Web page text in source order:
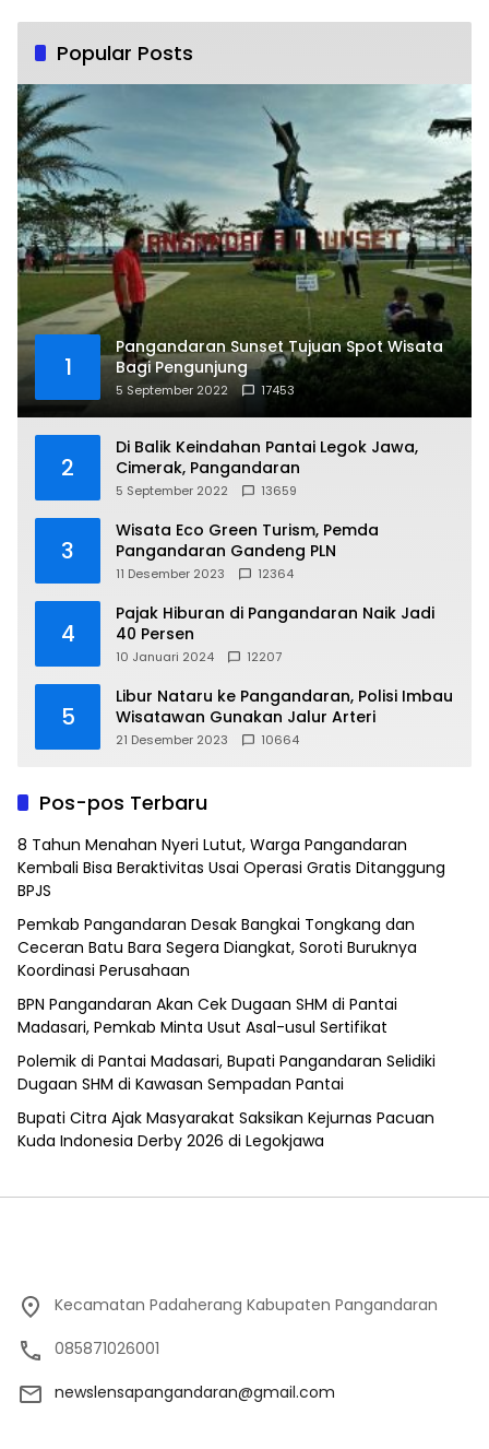
Popular Posts
1
Pangandaran Sunset Tujuan Spot Wisata
Bagi Pengunjung
5 September 2022 17453
2
Di Balik Keindahan Pantai Legok Jawa,
Cimerak, Pangandaran
5 September 2022 13659
3
Wisata Eco Green Turism, Pemda
Pangandaran Gandeng PLN
11 Desember 2023 12364
4
Pajak Hiburan di Pangandaran Naik Jadi
40 Persen
10 Januari 2024 12207
5
Libur Nataru ke Pangandaran, Polisi Imbau
Wisatawan Gunakan Jalur Arteri
21 Desember 2023 10664
Pos-pos Terbaru
8 Tahun Menahan Nyeri Lutut, Warga Pangandaran
Kembali Bisa Beraktivitas Usai Operasi Gratis Ditanggung
BPJS
Pemkab Pangandaran Desak Bangkai Tongkang dan
Ceceran Batu Bara Segera Diangkat, Soroti Buruknya
Koordinasi Perusahaan
BPN Pangandaran Akan Cek Dugaan SHM di Pantai
Madasari, Pemkab Minta Usut Asal-usul Sertifikat
Polemik di Pantai Madasari, Bupati Pangandaran Selidiki
Dugaan SHM di Kawasan Sempadan Pantai
Bupati Citra Ajak Masyarakat Saksikan Kejurnas Pacuan
Kuda Indonesia Derby 2026 di Legokjawa
Kecamatan Padaherang Kabupaten Pangandaran
085871026001
newslensapangandaran@gmail.com